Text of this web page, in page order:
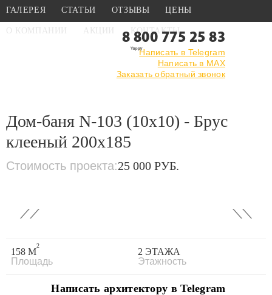
ГАЛЕРЕЯ СТАТЬИ ОТЗЫВЫ ЦЕНЫ
О КОМПАНИИ АКЦИИ КОНТАКТЫ
8 800 775 25 83
Написать в Telegram
Написать в MAX
Заказать обратный звонок
Проекты бань › Проекты бань из клееного
Дом-баня N-103 (10х10) - Брус
клееный 200x185
Стоимость проекта:25 000 РУБ.
‹ ›
158 М
2
Площадь
2 ЭТАЖА
Этажность
Написать архитектору в Telegram